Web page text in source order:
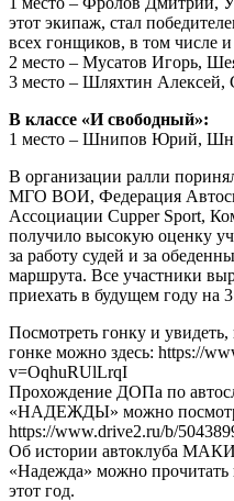
этот экипаж, стал
всех гонщиков, в том числе
2 место – Мусатов Игорь,
3 место – Шляхтин
В классе «И свободный»:
1 место – Шнипов Юрий,
В организации ралли
МГО ВОИ, Федерация
Ассоциации Cupper Sport,
получило высокую оценку
за работу судей и за
маршрута. Все участники
приехать в будущем году на
Посмотреть гонку и
гонке можно здесь: https://
v=OqhuRUlLrqI
Прохождение ДОПа по
«НАДЕЖДЫ» можно
https://www.drive2.ru/b/
Об истории автоклуба МАКИ
«Надежда» можно
этот год.